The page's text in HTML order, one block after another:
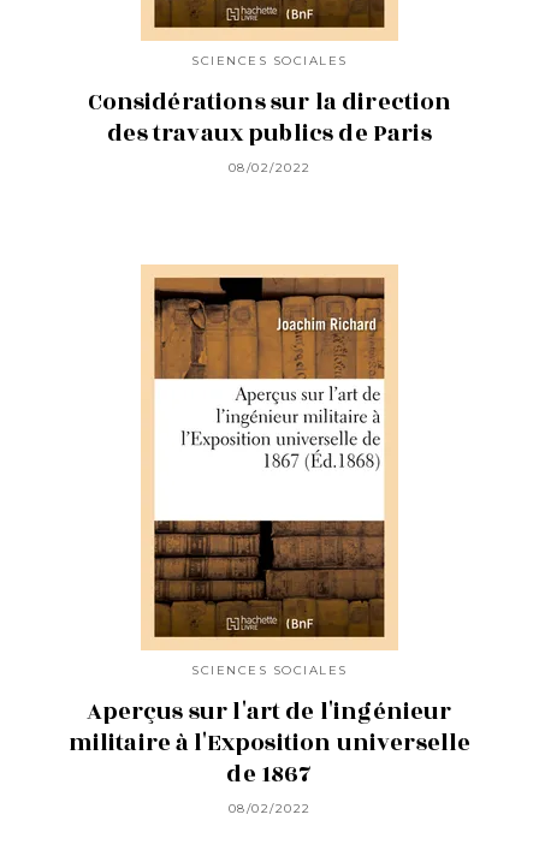
SCIENCES SOCIALES
Considérations sur la direction
des travaux publics de Paris
08/02/2022
SCIENCES SOCIALES
Aperçus sur l'art de l'ingénieur
militaire à l'Exposition universelle
de 1867
08/02/2022